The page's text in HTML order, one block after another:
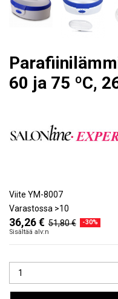
60 ja 75 ºC,
Viite YM-8007
Varastossa >10
36,26 € 51,80 €
-30%
Sisältää alv:n